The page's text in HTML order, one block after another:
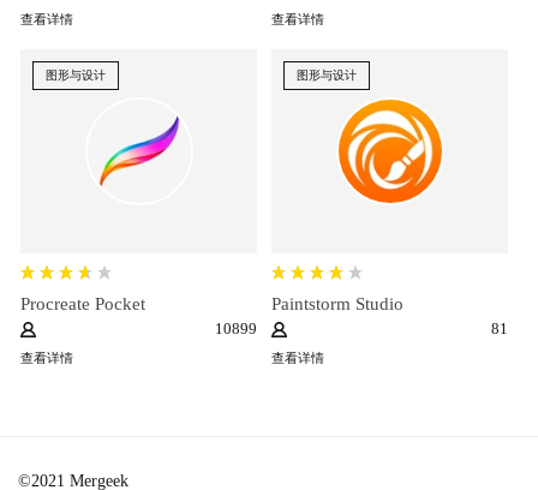
查看详情 查看详情
图形与设计
Procreate Pocket
10899
查看详情
图形与设计
Paintstorm Studio
81
查看详情
©2021 Mergeek